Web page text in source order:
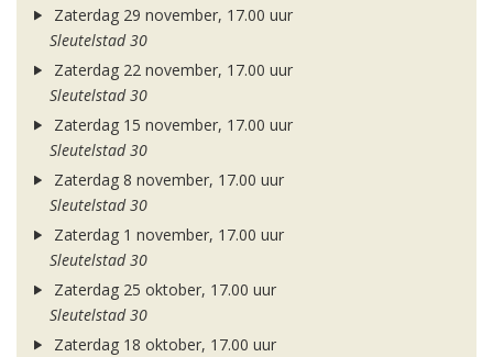
Zaterdag 29 november, 17.00 uur
Sleutelstad 30
Zaterdag 22 november, 17.00 uur
Sleutelstad 30
Zaterdag 15 november, 17.00 uur
Sleutelstad 30
Zaterdag 8 november, 17.00 uur
Sleutelstad 30
Zaterdag 1 november, 17.00 uur
Sleutelstad 30
Zaterdag 25 oktober, 17.00 uur
Sleutelstad 30
Zaterdag 18 oktober, 17.00 uur